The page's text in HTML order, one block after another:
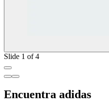
Slide 1 of 4
Encuentra adidas